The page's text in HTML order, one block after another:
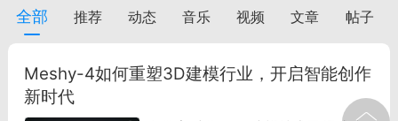
29 10:10 电脑端
全部 推荐 动态 音乐 视频 文章 帖子
Meshy-4如何重塑3D建模行业，开启智能创作
新时代